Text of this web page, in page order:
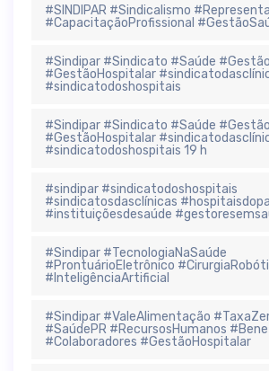
#SINDIPAR #Sindicalismo
#CapacitaçãoProfissional
#Sindipar #Sindicato #Saúde
#GestãoHospitalar
#sindicatodoshospitais
#Sindipar #Sindicato #Saúde
#GestãoHospitalar
#sindicatodoshospitais 19 h
#sindipar #sindicatodoshospitais
#sindicatosdasclínicas
#instituiçõesdesaúde
#Sindipar #TecnologiaNaSaúde
#ProntuárioEletrônico
#InteligênciaArtificial
#Sindipar #ValeAlimentação
#SaúdePR #RecursosHumanos
#Colaboradores #GestãoHospitalar